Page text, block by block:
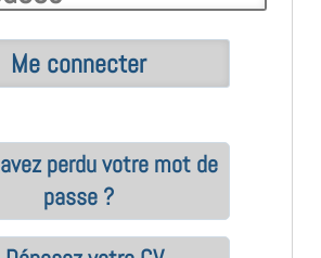
perdu votre mot de
passe ?